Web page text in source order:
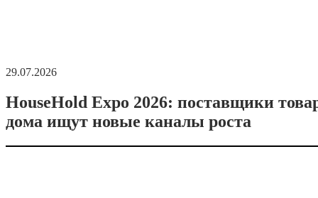
29.07.2026
HouseHold Expo 2026: поставщики
дома ищут новые каналы роста